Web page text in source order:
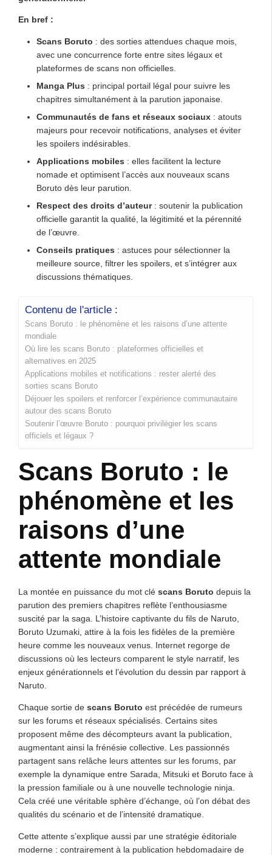
En bref :
Scans Boruto : des sorties attendues chaque mois,
avec une concurrence forte entre sites légaux et
plateformes de scans non officielles.
Manga Plus : principal portail légal pour suivre les
chapitres simultanément à la parution japonaise.
Communautés de fans et réseaux sociaux : atouts
majeurs pour recevoir notifications, analyses et éviter
les spoilers indésirables.
Applications mobiles : elles facilitent la lecture
nomade et optimisent l’accès aux nouveaux scans
Boruto dès leur parution.
Respect des droits d’auteur: soutenir la publication
officielle garantit la qualité, la légitimité et la pérennité
de l’œuvre.
Conseils pratiques : astuces pour sélectionner la
meilleure source, filtrer les spoilers, et s’intégrer aux
discussions thématiques.
Contenu de l'article :
Scans Boruto : le phénomène et les raisons d’une attente
mondiale
Où lire les scans Boruto : plateformes officielles et
alternatives en 2025
Applications mobiles et notifications : rester alerté des
sorties scans Boruto
Déjouer les spoilers et renforcer l’expérience communautaire
autour des scans Boruto
Soutenir l’œuvre Boruto : pourquoi privilégier les scans
officiels et légaux ?
Scans Boruto : le
phénomène et les
raisons d’une
attente mondiale
La montée en puissance du mot clé scans Boruto depuis la
parution des premiers chapitres reflète l’enthousiasme
suscité par la saga. L’histoire captivante du fils de Naruto,
Boruto Uzumaki, attire à la fois les fidèles de la première
heure comme les nouveaux venus. Internet regorge de
discussions où les lecteurs comparent le style narratif, les
enjeux générationnels et l’évolution du dessin par rapport à
Naruto.
Chaque sortie de scans Boruto est précédée de rumeurs
sur les forums et réseaux spécialisés. Certains sites
proposent même des décompteurs avant la publication,
augmentant ainsi la frénésie collective. Les passionnés
partagent sans relâche leurs attentes sur les forums, par
exemple la dynamique entre Sarada, Mitsuki et Boruto face à
la pression familiale ou à une nouvelle technologie ninja.
Cela créé une véritable sphère d’échange, où l’on débat des
qualités du scénario et de l’intensité dramatique.
Cette attente s’explique aussi par une stratégie éditoriale
moderne : contrairement à la publication hebdomadaire de